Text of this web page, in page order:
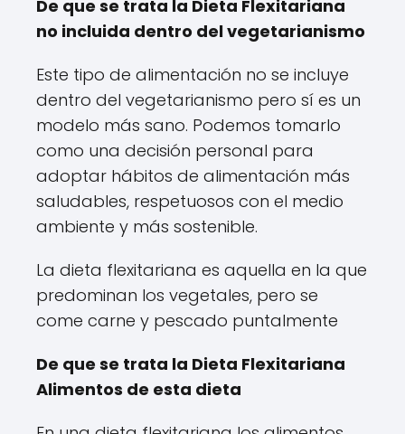
De que se trata la Dieta Flexitariana
no incluida dentro del vegetarianismo
Este tipo de alimentación no se incluye
dentro del vegetarianismo pero sí es un
modelo más sano. Podemos tomarlo
como una decisión personal para
adoptar hábitos de alimentación más
saludables, respetuosos con el medio
ambiente y más sostenible.
La dieta flexitariana es aquella en la que
predominan los vegetales, pero se
come carne y pescado puntalmente
De que se trata la Dieta Flexitariana
Alimentos de esta dieta